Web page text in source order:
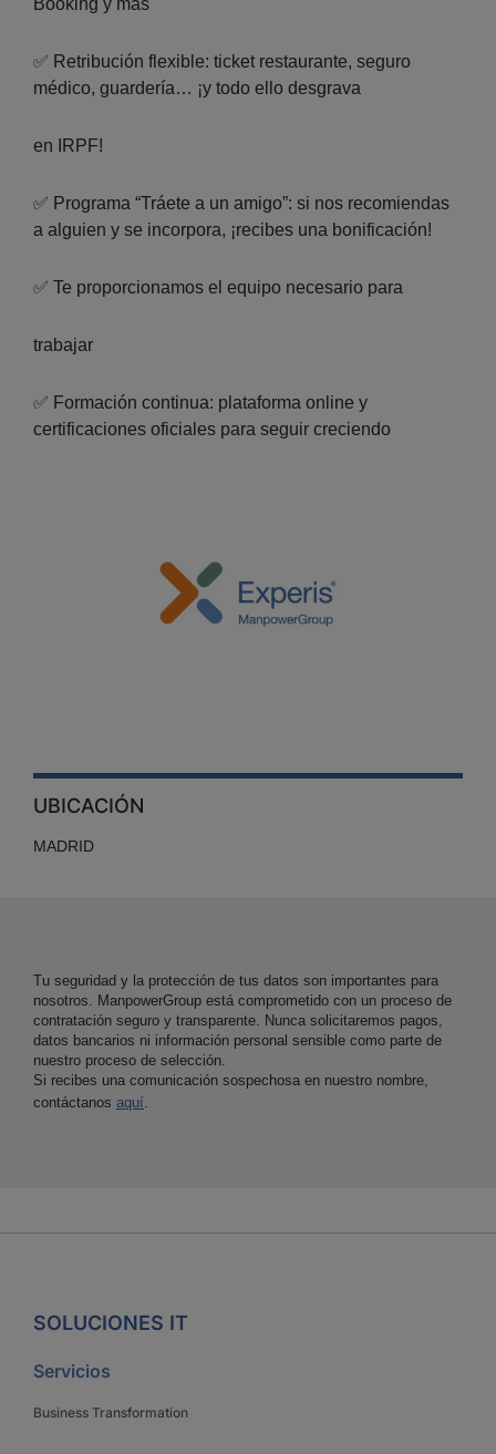
✅ Retribución flexible: ticket restaurante, seguro
médico, guardería… ¡y todo ello desgrava
en IRPF!
✅ Programa “Tráete a un amigo”: si nos recomiendas
a alguien y se incorpora, ¡recibes una bonificación!
✅ Te proporcionamos el equipo necesario para
trabajar
✅ Formación continua: plataforma online y
certificaciones oficiales para seguir creciendo
UBICACIÓN
MADRID
Tu seguridad y la protección de tus datos son importantes para
nosotros. ManpowerGroup está comprometido con un proceso de
contratación seguro y transparente. Nunca solicitaremos pagos,
datos bancarios ni información personal sensible como parte de
nuestro proceso de selección.
Si recibes una comunicación sospechosa en nuestro nombre,
contáctanos aquí
SOLUCIONES IT
Servicios
Business Transformation